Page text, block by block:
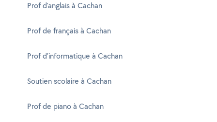
Prof d'anglais à Cachan
Prof de français à Cachan
Prof d'informatique à Cachan
Soutien scolaire à Cachan
Prof de piano à Cachan